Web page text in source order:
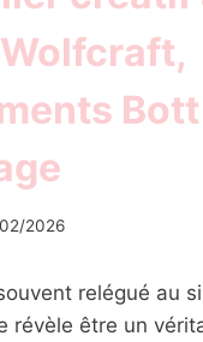
2026
relégué au
révèle être un